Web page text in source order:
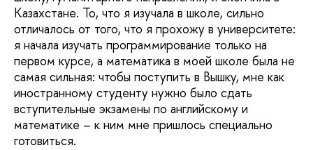
Казахстане. То, что я изучала в школе, сильно
отличалось от того, что я прохожу в университете:
я начала изучать программирование только на
первом курсе, а математика в моей школе была не
самая сильная: чтобы поступить в Вышку, мне как
иностранному студенту нужно было сдать
вступительные экзамены по английскому и
математике – к ним мне пришлось специально
готовиться.